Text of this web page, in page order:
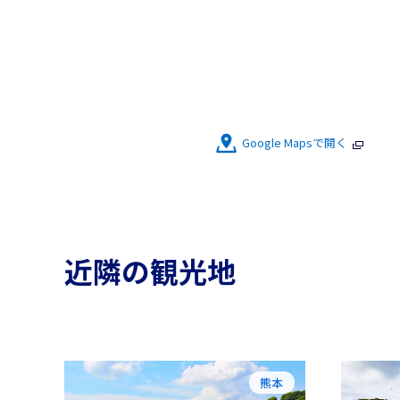
Google Mapsで開く
近隣の観光地
熊本